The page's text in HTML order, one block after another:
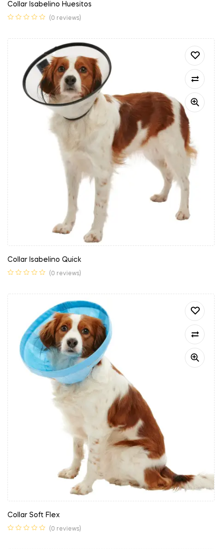
Collar Isabelino Huesitos
(0 reviews)
Collar Isabelino Quick
(0 reviews)
Collar Soft Flex
(0 reviews)